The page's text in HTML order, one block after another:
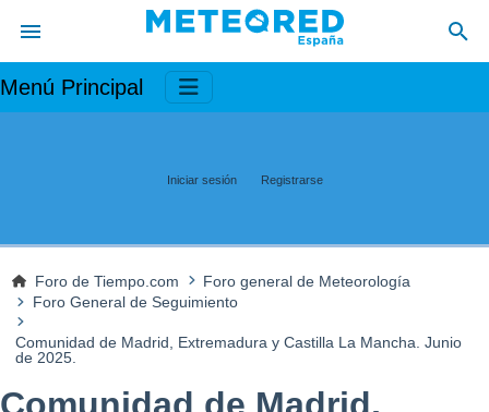
Menú Principal
Iniciar sesión Registrarse
Foro de Tiempo.com
Foro general de Meteorología
Foro General de Seguimiento
Comunidad de Madrid, Extremadura y Castilla La Mancha. Junio
de 2025.